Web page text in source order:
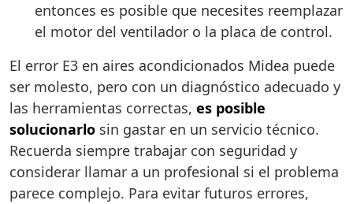
entonces es posible que necesites reemplazar
el motor del ventilador o la placa de control.
El error E3 en aires acondicionados Midea puede
ser molesto, pero con un diagnóstico adecuado y
las herramientas correctas, es posible
solucionarlo sin gastar en un servicio técnico.
Recuerda siempre trabajar con seguridad y
considerar llamar a un profesional si el problema
parece complejo. Para evitar futuros errores,